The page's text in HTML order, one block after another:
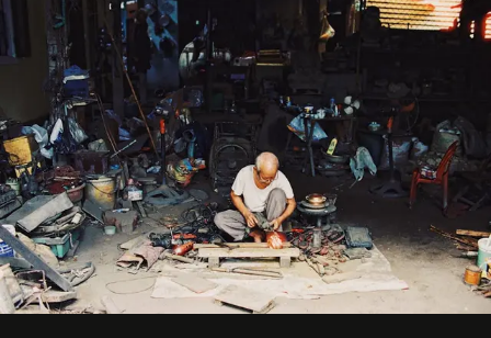
nhất của xu hướng này.